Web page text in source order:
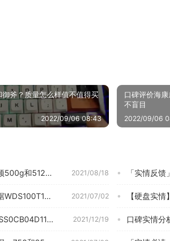
斧？质量怎么样值不值得买
2022/09/06 08:43
口碑评价海
不盲目
2022/09/06
2021/08/18
「一定要知道」金士顿500g和512g固态硬盘有什么不同？良心点评配置区别
2021/07/02
【事情曝光】西部数据WDS100T1X0E 质量怎么样？SSD固态硬盘值得入手吗？大家真实看法解读
2021/12/19
「买前须知」致钛ZTSS0CB04D11MCSSD固态硬盘功能评测结果，看看买家怎么样评价的